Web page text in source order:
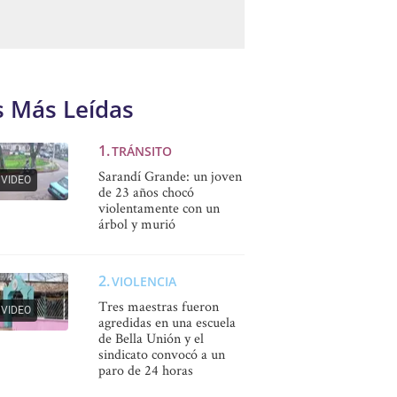
Más Leídas
VIDEO
TRÁNSITO
Sarandí Grande: un joven
de 23 años chocó
violentamente con un
árbol y murió
VIDEO
VIOLENCIA
Tres maestras fueron
agredidas en una escuela
de Bella Unión y el
sindicato convocó a un
paro de 24 horas